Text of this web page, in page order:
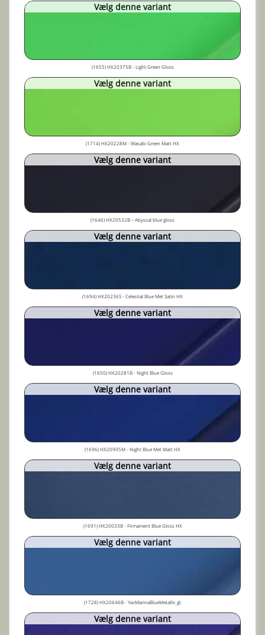
Vælg denne variant
(1655) HX20375B - Light Green Gloss
Vælg denne variant
(1714) HX20228M - Wasabi Green Matt HX
Vælg denne variant
(1646) HX20532B – Abyssal blue gloss
Vælg denne variant
(1694) HX20236S - Celestial Blue Met Satin HX
Vælg denne variant
(1650) HX20281B - Night Blue Gloss
Vælg denne variant
(1696) HX20905M - Night Blue Met Matt HX
Vælg denne variant
(1691) HX20033B - Firmament Blue Gloss HX
Vælg denne variant
(1728) HX20646B - YasMarinaBlueMetallic gl.
Vælg denne variant